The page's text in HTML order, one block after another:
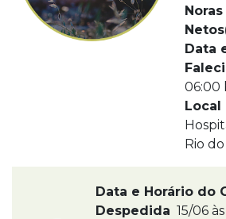
Noras
Data
06:00
Local
Rio
Data e Horário do
Despedida 15/06